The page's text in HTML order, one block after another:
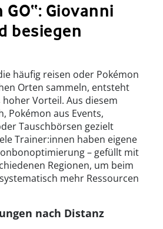
GO“: Giovanni
besiegen
häufig reisen oder Pokémon
Orten sammeln, entsteht
Vorteil. Aus diesem
Pokémon aus Events,
Tauschbörsen gezielt
Trainer:innen haben eigene
– gefüllt mit
Regionen, um beim
mehr Ressourcen
nach Distanz